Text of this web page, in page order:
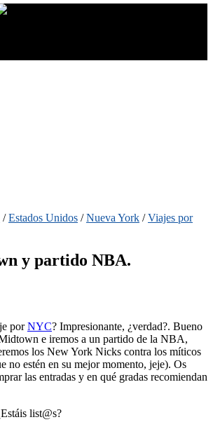
/Estados Unidos /Nueva York /Viajes por
y partido NBA.
porNYC? Impresionante, ¿verdad?. Bueno
e iremos a un partido de la NBA,
los New York Nicks contra los míticos
no estén en su mejor momento, jeje). Os
las entradas y en qué gradas recomiendan
list@s?